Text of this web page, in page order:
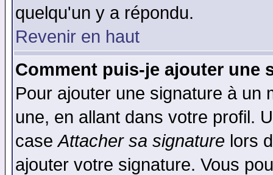
quelqu'un y a répondu.
Revenir en haut
Comment puis-je ajouter une
Pour ajouter une signature à un
une, en allant dans votre profil.
caseAttacher sa signature lors
ajouter votre signature. Vous